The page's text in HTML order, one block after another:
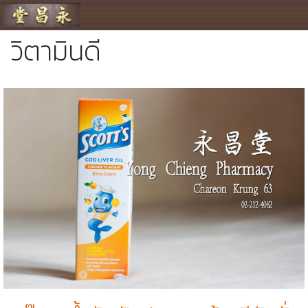
ร้านขายยา ย่งเชียงตึ๊ง
วิตามินดี